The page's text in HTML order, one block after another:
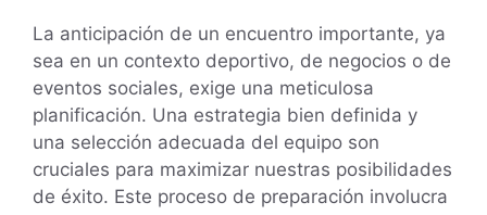
La anticipación de un encuentro importante, ya
sea en un contexto deportivo, de negocios o de
eventos sociales, exige una meticulosa
planificación. Una estrategia bien definida y
una selección adecuada del equipo son
cruciales para maximizar nuestras posibilidades
de éxito. Este proceso de preparación involucra